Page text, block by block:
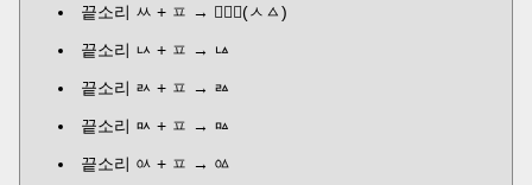
끝소리 ㅆ + ㅍ → ᅟᅠퟮ(ㅅㅿ)
끝소리 ㅧ + ㅍ → ㅨ
끝소리 ㄽ + ㅍ → ㅬ
끝소리 ㅯ + ㅍ → ㅰ
끝소리 ㆂ + ㅍ → ㆃ